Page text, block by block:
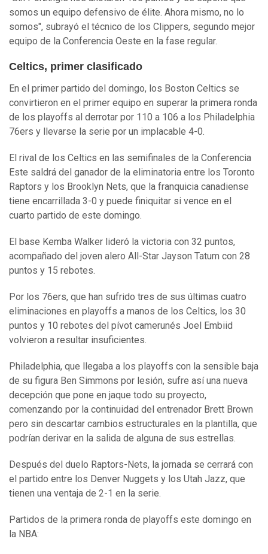
somos un equipo defensivo de élite. Ahora mismo, no lo
somos", subrayó el técnico de los Clippers, segundo mejor
equipo de la Conferencia Oeste en la fase regular.
Celtics, primer clasificado
En el primer partido del domingo, los Boston Celtics se
convirtieron en el primer equipo en superar la primera ronda
de los playoffs al derrotar por 110 a 106 a los Philadelphia
76ers y llevarse la serie por un implacable 4-0.
El rival de los Celtics en las semifinales de la Conferencia
Este saldrá del ganador de la eliminatoria entre los Toronto
Raptors y los Brooklyn Nets, que la franquicia canadiense
tiene encarrillada 3-0 y puede finiquitar si vence en el
cuarto partido de este domingo.
El base Kemba Walker lideró la victoria con 32 puntos,
acompañado del joven alero All-Star Jayson Tatum con 28
puntos y 15 rebotes.
Por los 76ers, que han sufrido tres de sus últimas cuatro
eliminaciones en playoffs a manos de los Celtics, los 30
puntos y 10 rebotes del pívot camerunés Joel Embiid
volvieron a resultar insuficientes.
Philadelphia, que llegaba a los playoffs con la sensible baja
de su figura Ben Simmons por lesión, sufre así una nueva
decepción que pone en jaque todo su proyecto,
comenzando por la continuidad del entrenador Brett Brown
pero sin descartar cambios estructurales en la plantilla, que
podrían derivar en la salida de alguna de sus estrellas.
Después del duelo Raptors-Nets, la jornada se cerrará con
el partido entre los Denver Nuggets y los Utah Jazz, que
tienen una ventaja de 2-1 en la serie.
Partidos de la primera ronda de playoffs este domingo en
la NBA: